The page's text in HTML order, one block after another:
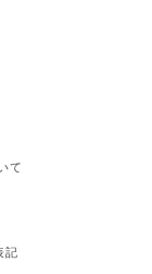
て
記